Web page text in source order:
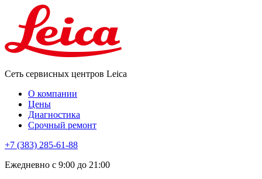
Сеть сервисных центров Leica
О компании
Цены
Диагностика
Срочный ремонт
+7 (383) 285-61-88
Eжедневно с 9:00 до 21:00